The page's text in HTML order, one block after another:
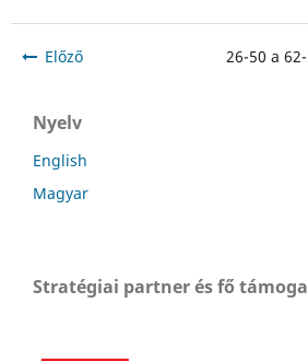
Előző 26-50 a
Nyelv
English
Magyar
Stratégiai partner és fő